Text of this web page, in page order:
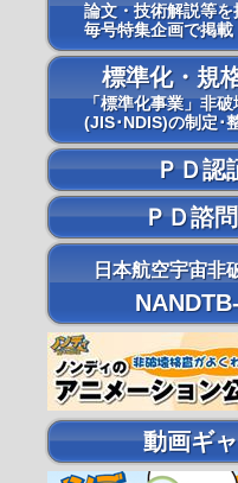
論文・技術解説等
毎号特集企画で掲載
標準化・規
「標準化事業」非
(JIS･NDIS)の制定･
ＰＤ認
ＰＤ諮
日本航空宇宙非
動画ギ